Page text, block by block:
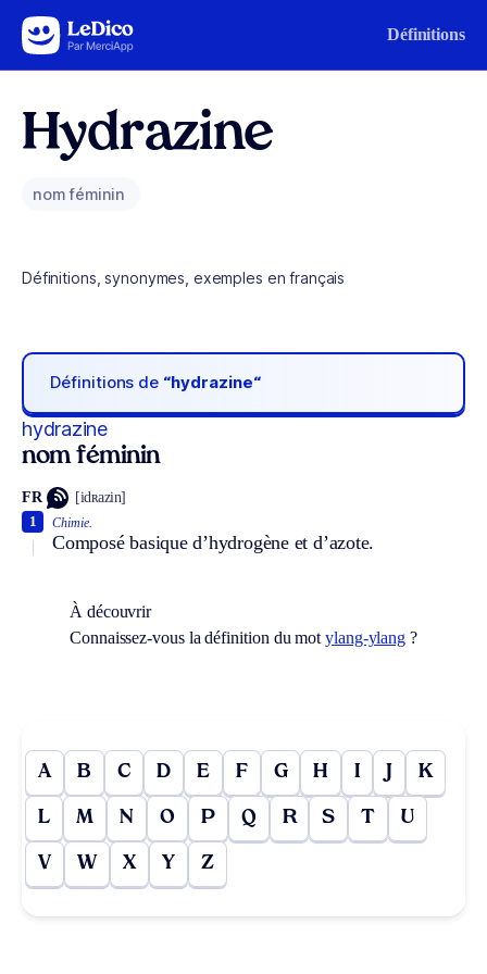
Aller au contenu Définitions
Hydrazine
nom féminin
Définitions, synonymes, exemples en français
Définitions de “hydrazine“
hydrazine
nom féminin
FR [idʀazin]
Chimie.
Composé basique d’hydrogène et d’azote.
1
À découvrir
Connaissez-vous la définition du motylang-ylang ?
A B C D E F G H I J K
L M N O P Q R S T U
V W X Y Z